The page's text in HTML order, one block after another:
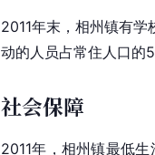
2011年末，相州镇有
动的人员占常住人口的
社会保障
2011年，相州镇最低